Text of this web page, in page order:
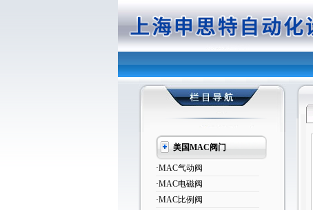
美国MAC阀门
·MAC气动阀
·MAC电磁阀
·MAC比例阀